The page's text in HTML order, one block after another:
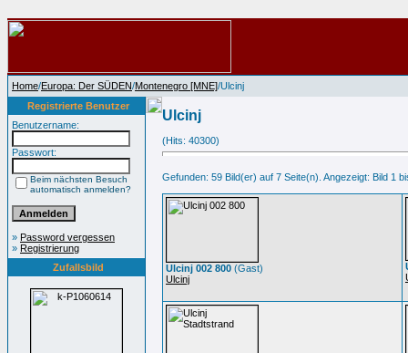
Home/Europa: Der SÜDEN/Montenegro [MNE]/Ulcinj
Registrierte Benutzer
Benutzername:
Passwort:
Beim nächsten Besuch
automatisch anmelden?
» Password vergessen
» Registrierung
Zufallsbild
Ulcinj
(Hits: 40300)
Gefunden: 59 Bild(er) auf 7 Seite(n). Angezeigt: Bild 1
Ulcinj 002 800 (Gast)
Ulcinj